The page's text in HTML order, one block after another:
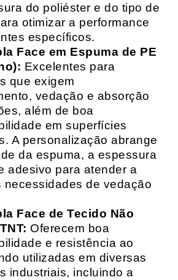
do poliéster e do tipo de
otimizar a performance
específicos.
Face em Espuma de PE
Excelentes para
que exigem
vedação e absorção
além de boa
em superfícies
A personalização abrange
da espuma, a espessura
adesivo para atender a
necessidades de vedação
Face de Tecido Não
Oferecem boa
e resistência ao
utilizadas em diversas
industriais, incluindo a